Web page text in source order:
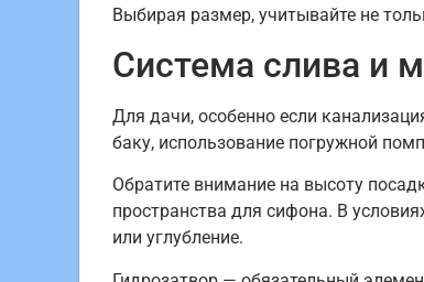
Выбирая размер, учитывайте не
Система слива и
Для дачи, особенно если
баку, использование погружной
Обратите внимание на высоту
пространства для сифона. В
или углубление.